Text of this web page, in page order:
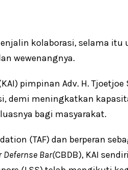
kolaborasi, selama itu
wewenangnya.
pimpinan Adv. H.
demi meningkatkan
bagi masyarakat.
(TAF) dan berperan
Bar(CBDB), KAI